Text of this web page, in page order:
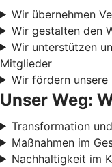
Wir übernehmen
Wir gestalten den
Wir unterstützen
Mitglieder
Wir fördern
Unser Weg:
Transformation
Maßnahmen im
Nachhaltigkeit im